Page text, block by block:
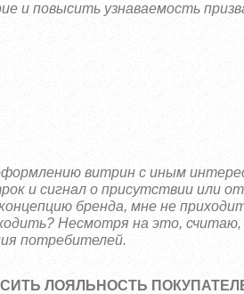
и повысить узнаваемость
витрин с иным
и сигнал о присутствии или
бренда, мне не
Несмотря на это,
потребителей.
ЛОЯЛЬНОСТЬ